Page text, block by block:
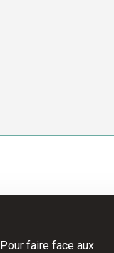
Pour faire face aux